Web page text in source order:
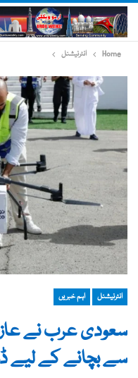
Home انٹرنیشنل
انٹرنیشنل اہم خبریں
سعودی عرب نے
سے بچانے کے لیے